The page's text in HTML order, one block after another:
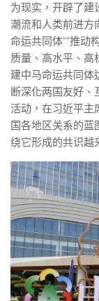
为现实，开辟了建
潮流和人类前进方
命运共同体”“推动
质量、高水平、高
建中马命运共同体
断深化两国友好
活动，在习近平主
国各地区关系的蓝
绕它形成的共识越